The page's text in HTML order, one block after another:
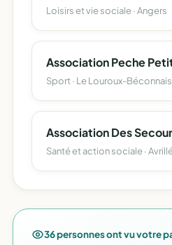
Loisirs et vie sociale · Angers
Association Peche
Sport · Le Louroux-Béconnais
Santé et action sociale ·
36 personnes ont vu votre